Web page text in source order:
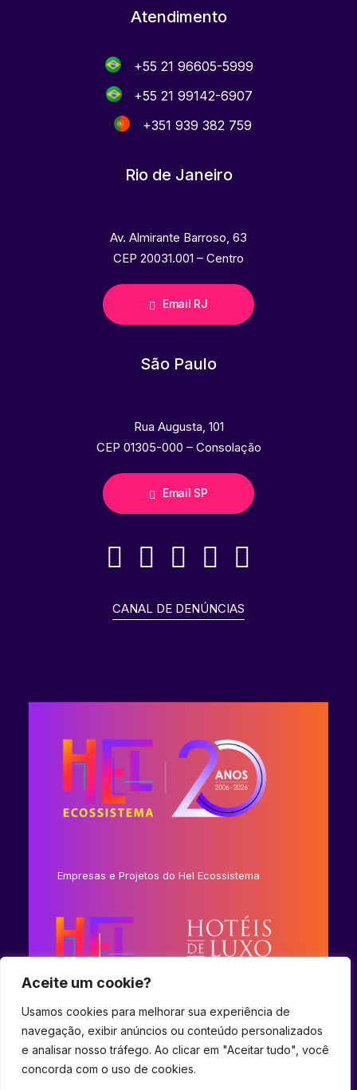
Aceite um cookie?
Usamos cookies para melhorar sua experiência de
navegação, exibir anúncios ou conteúdo personalizados
e analisar nosso tráfego. Ao clicar em "Aceitar tudo", você
concorda com o uso de cookies.
Atendimento
+55 21 96605-5999
+55 21 99142-6907
+351 939 382 759
Rio de Janeiro
Av. Almirante Barroso, 63
CEP 20031.001 – Centro
Email RJ
São Paulo
Rua Augusta, 101
CEP 01305-000 – Consolação
Email SP
CANAL DE DENÚNCIAS
Empresas e Projetos do Hel Ecossistema